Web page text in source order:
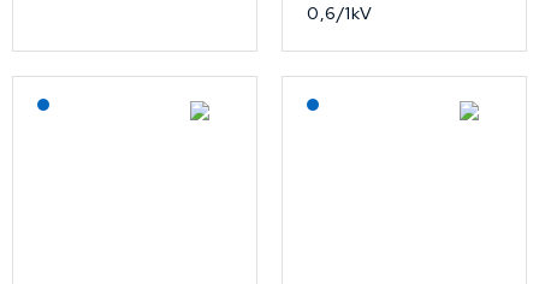
0,6/1kV
Lagerført: NEK Kabel Lagerført: NEK Kabel